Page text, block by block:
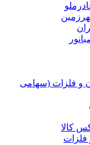
و فلزات (سهامی
کالا
فلزات